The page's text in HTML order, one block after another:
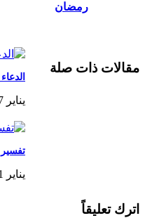
رمضان
مقالات ذات صلة
يناير 17, 2025
يناير 11, 2025
اترك تعليقاً